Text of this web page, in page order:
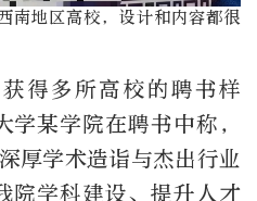
南地区高校，设计和内容都很
得多所高校的聘书样
某学院在聘书中称，
厚学术造诣与杰出行业
院学科建设、提升人才